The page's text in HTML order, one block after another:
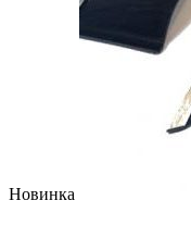
Новинка